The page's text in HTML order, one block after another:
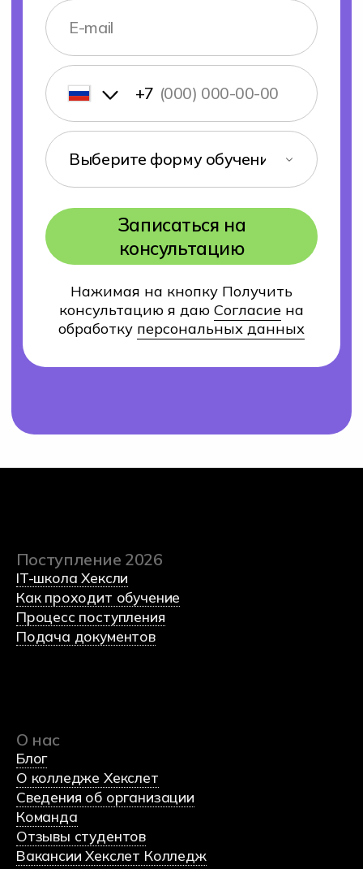
Политика обработки данных
Согласие на обработку данных
Использования Cookie-файлов
(c) 2023 Автономная некоммерческая
профессиональная образовательная организация
«Хекслет колледж» в партнерстве с
платформой по программированию Хекслет
международным холдингом Эдутех групп
О колледже Хекслет
Сведения об организации
Команда
Отзывы студентов
Вакансии Хекслет Колледж
Студентам
Оплата обучения
Министерство науки и высшего образования
Российской федерации
Министерство просвещения Российской федерации